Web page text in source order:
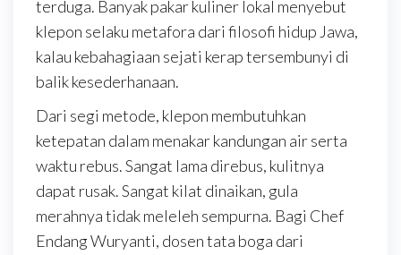
terduga. Banyak pakar kuliner lokal menyebut
klepon selaku metafora dari filosofi hidup Jawa,
kalau kebahagiaan sejati kerap tersembunyi di
balik kesederhanaan.
Dari segi metode, klepon membutuhkan
ketepatan dalam menakar kandungan air serta
waktu rebus. Sangat lama direbus, kulitnya
dapat rusak. Sangat kilat dinaikan, gula
merahnya tidak meleleh sempurna. Bagi Chef
Endang Wuryanti, dosen tata boga dari